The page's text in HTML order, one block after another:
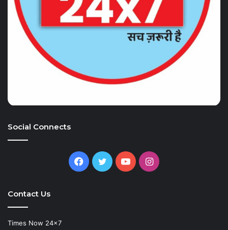
Social Connects
Facebook
TwitterYouTubeInstagram
Contact Us
Times Now 24×7